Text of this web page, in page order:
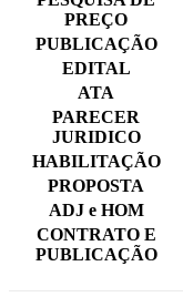
PREÇO
PUBLICAÇÃO
EDITAL
ATA
PARECER
JURIDICO
HABILITAÇÃO
PROPOSTA
ADJ e HOM
CONTRATO E
PUBLICAÇÃO